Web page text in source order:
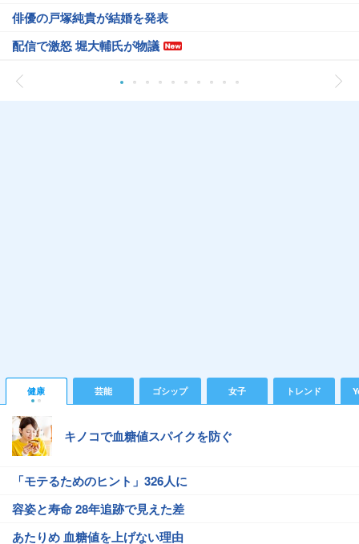
俳優の戸塚純貴が結婚を発表
配信で激怒 堀大輔氏が物議
健康 芸能 ゴシップ 女子 トレンド
キノコで血糖値スパイクを防ぐ
「モテるためのヒント」326人に
容姿と寿命 28年追跡で見えた差
あたりめ 血糖値を上げない理由